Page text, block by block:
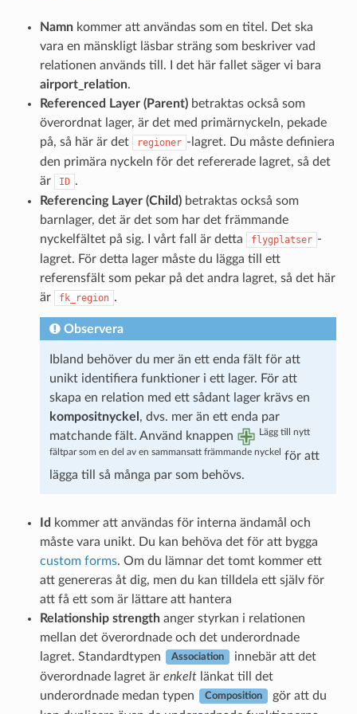
Namnkommer att användas som en titel. Det ska
vara en mänskligt läsbar sträng som beskriver vad
relationen används till. I det här fallet säger vi bara
airport_relation.
Referenced Layer (Parent)betraktas också som
överordnat lager, är det med primärnyckeln, pekade
på, så här är det
regioner -lagret. Du måste definiera
den primära nyckeln för det refererade lagret, så det
är
ID .
Referencing Layer (Child)betraktas också som
barnlager, det är det som har det främmande
nyckelfältet på sig. I vårt fall är detta
flygplatser -
lagret. För detta lager måste du lägga till ett
referensfält som pekar på det andra lagret, så det här
är
fk_region .
Observera
Ibland behöver du mer än ett enda fält för att
unikt identifiera funktioner i ett lager. För att
skapa en relation med ett sådant lager krävs en
kompositnyckel , dvs. mer än ett enda par
matchande fält. Använd knappen
Lägg till nytt
fältpar som en del av en sammansatt främmande nyckel för att
lägga till så många par som behövs.
Id kommer att användas för interna ändamål och
måste vara unikt. Du kan behöva det för att bygga
custom forms. Om du lämnar det tomt kommer ett
att genereras åt dig, men du kan tilldela ett själv för
att få ett som är lättare att hantera
Relationship strengthanger styrkan i relationen
mellan det överordnade och det underordnade
lagret. Standardtypen
Association
innebär att det
överordnade lagret är enkeltlänkat till det
underordnade medan typen
Composition
gör att du